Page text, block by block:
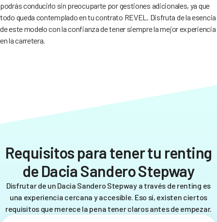
podrás conducirlo sin preocuparte por gestiones adicionales, ya que
todo queda contemplado en tu contrato REVEL. Disfruta de la esencia
de este modelo con la confianza de tener siempre la mejor experiencia
en la carretera.
Requisitos para tener tu renting
de Dacia Sandero Stepway
Disfrutar de un Dacia Sandero Stepway a través de renting es
una experiencia cercana y accesible. Eso sí, existen ciertos
requisitos que merece la pena tener claros antes de empezar.